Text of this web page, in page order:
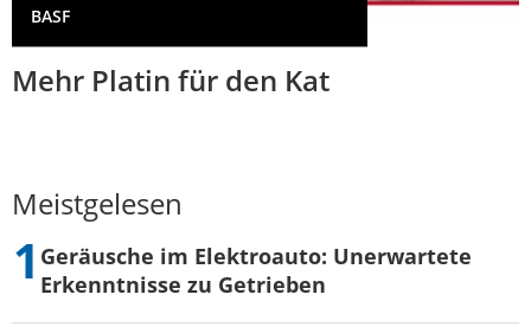
BASF
Mehr Platin für den Kat
Meistgelesen
Geräusche im Elektroauto: Unerwartete
Erkenntnisse zu Getrieben